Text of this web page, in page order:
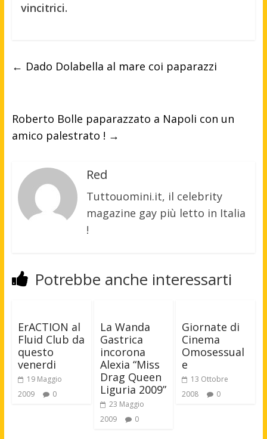
vincitrici.
← Dado Dolabella al mare coi paparazzi
Roberto Bolle paparazzato a Napoli con un
amico palestrato ! →
Red
Tuttouomini.it, il celebrity
magazine gay più letto in Italia
!
Potrebbe anche interessarti
ErACTION al
Fluid Club da
questo
venerdi
19 Maggio
2009
0
La Wanda
Gastrica
incorona
Alexia “Miss
Drag Queen
Liguria 2009”
23 Maggio
2009
0
Giornate di
Cinema
Omosessual
e
13 Ottobre
2008
0